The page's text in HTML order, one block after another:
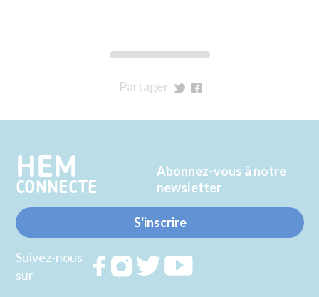
Partager
Twitter
Facebook
HEM
CONNECTE
Abonnez-vous à notre
newsletter
S'inscrire
Suivez-nous
sur
Rejoignez
RejoignezRejoignez